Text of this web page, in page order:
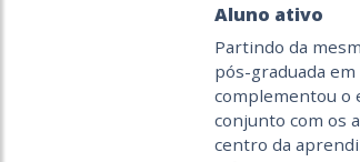
Aluno ativo
Partindo da
pós-graduada
complementou o
conjunto com os
centro da